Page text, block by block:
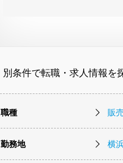
別条件で転職・求人情報を
職種 販
勤務地 横